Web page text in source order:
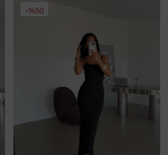
%50